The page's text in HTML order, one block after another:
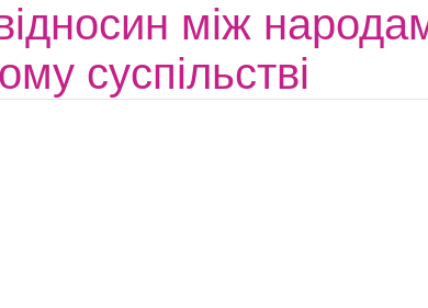
між
суспільстві